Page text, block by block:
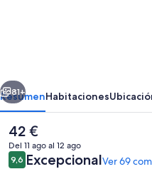
Siguiente
81+
ResumenHabitaciones
El
precio
actual
es
42 €
Del 11 ago al 12 ago
Comentarios
9,69,6 de 10
ExcepcionalVer 69